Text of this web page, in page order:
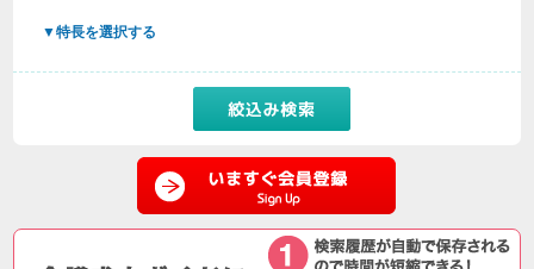
▼特長を選択する